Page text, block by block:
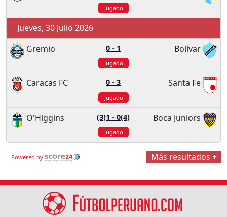
Jugado
Jueves, 30 Julio 2026
Gremio
0 - 1 Bolívar
Jugado
Caracas FC 0 -3 Santa Fe
Jugado
O'Higgins (3)1 -0(4) Boca Juniors
Jugado
Powered by Más resultados +